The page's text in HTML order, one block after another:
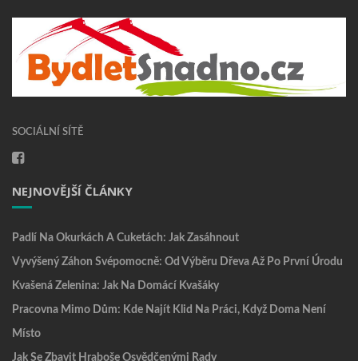
SOCIÁLNÍ SÍTĚ
NEJNOVĚJŠÍ ČLÁNKY
Padlí Na Okurkách A Cuketách: Jak Zasáhnout
Vyvýšený Záhon Svépomocně: Od Výběru Dřeva Až Po První Úrodu
Kvašená Zelenina: Jak Na Domácí Kvašáky
Pracovna Mimo Dům: Kde Najít Klid Na Práci, Když Doma Není
Místo
Jak Se Zbavit Hraboše Osvědčenými Rady